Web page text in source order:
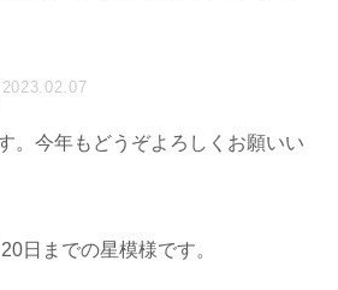
2023.02.07
。今年もどうぞよろしくお願いい
日までの星模様です。